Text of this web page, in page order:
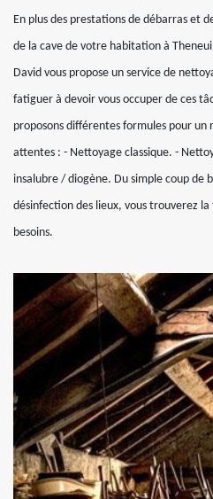
En plus des prestations de débarras et
de la cave de votre habitation à
David vous propose un service de
fatiguer à devoir vous occuper de ces
proposons différentes formules pour un
attentes : - Nettoyage classique. -
insalubre / diogène. Du simple coup de
désinfection des lieux, vous trouverez
besoins.